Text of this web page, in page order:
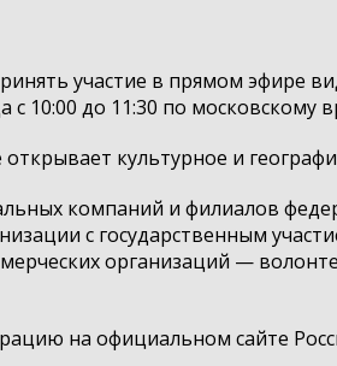
участие в прямом эфире
с 10:00 до 11:30 по московскому
культурное и
компаний и филиалов
с государственным
организаций —
на официальном сайте